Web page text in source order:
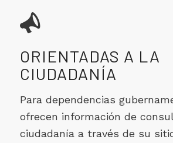
ORIENTADAS A LA
CIUDADANÍA
Para dependencias
ofrecen información de
ciudadanía a través de su